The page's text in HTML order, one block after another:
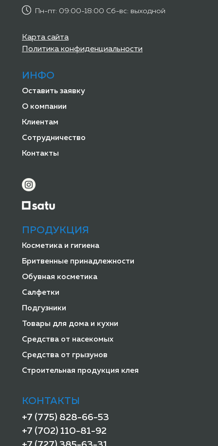
Пн-пт: 09:00-18:00 Сб-вс: выходной
Карта сайта
Политика конфиденциальности
ИНФО
Оставить заявку
О компании
Клиентам
Сотрудничество
Контакты
ПРОДУКЦИЯ
Косметика и гигиена
Бритвенные принадлежности
Обувная косметика
Салфетки
Подгузники
Товары для дома и кухни
Средства от насекомых
Средства от грызунов
Строительная продукция клея
КОНТАКТЫ
+7 (775) 828-66-53
+7 (702) 110-81-92